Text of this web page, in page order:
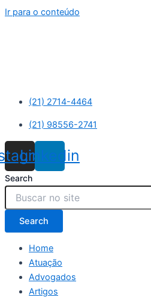
Ir para o conteúdo
(21) 2714-4464
(21) 98556-2741
Linkedin
Search
Search
Home
Atuação
Advogados
Artigos